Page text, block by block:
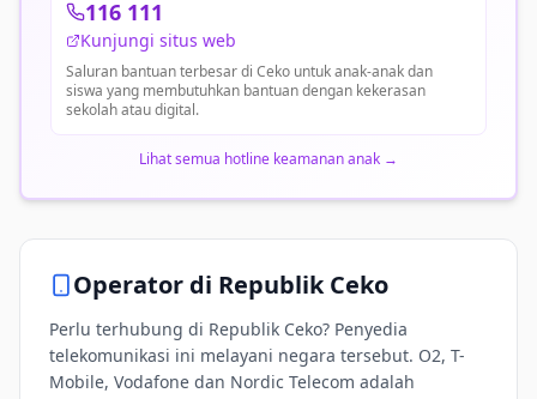
116 111
Kunjungi situs web
Saluran bantuan terbesar di Ceko untuk anak-anak dan
siswa yang membutuhkan bantuan dengan kekerasan
sekolah atau digital.
Lihat semua hotline keamanan anak →
Operator di Republik Ceko
Perlu terhubung di Republik Ceko? Penyedia
telekomunikasi ini melayani negara tersebut. O2, T-
Mobile, Vodafone dan Nordic Telecom adalah